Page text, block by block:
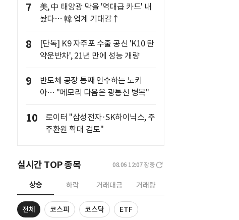
7
美, 中 태양광 막을 '역대급 카드' 내
놨다… 韓 업계 기대감↑
8
[단독] K9 자주포 수출 공신 'K10 탄
약운반차', 21년 만에 성능 개량
9
반도체 공장 통째 인수하는 노키
아… "메모리 다음은 광통신 병목"
10
로이터 "삼성전자·SK하이닉스, 주
주환원 확대 검토"
실시간 TOP 종목 08.06 12:07 장중
상승 하락 거래대금 거래량
전체 코스피 코스닥 ETF